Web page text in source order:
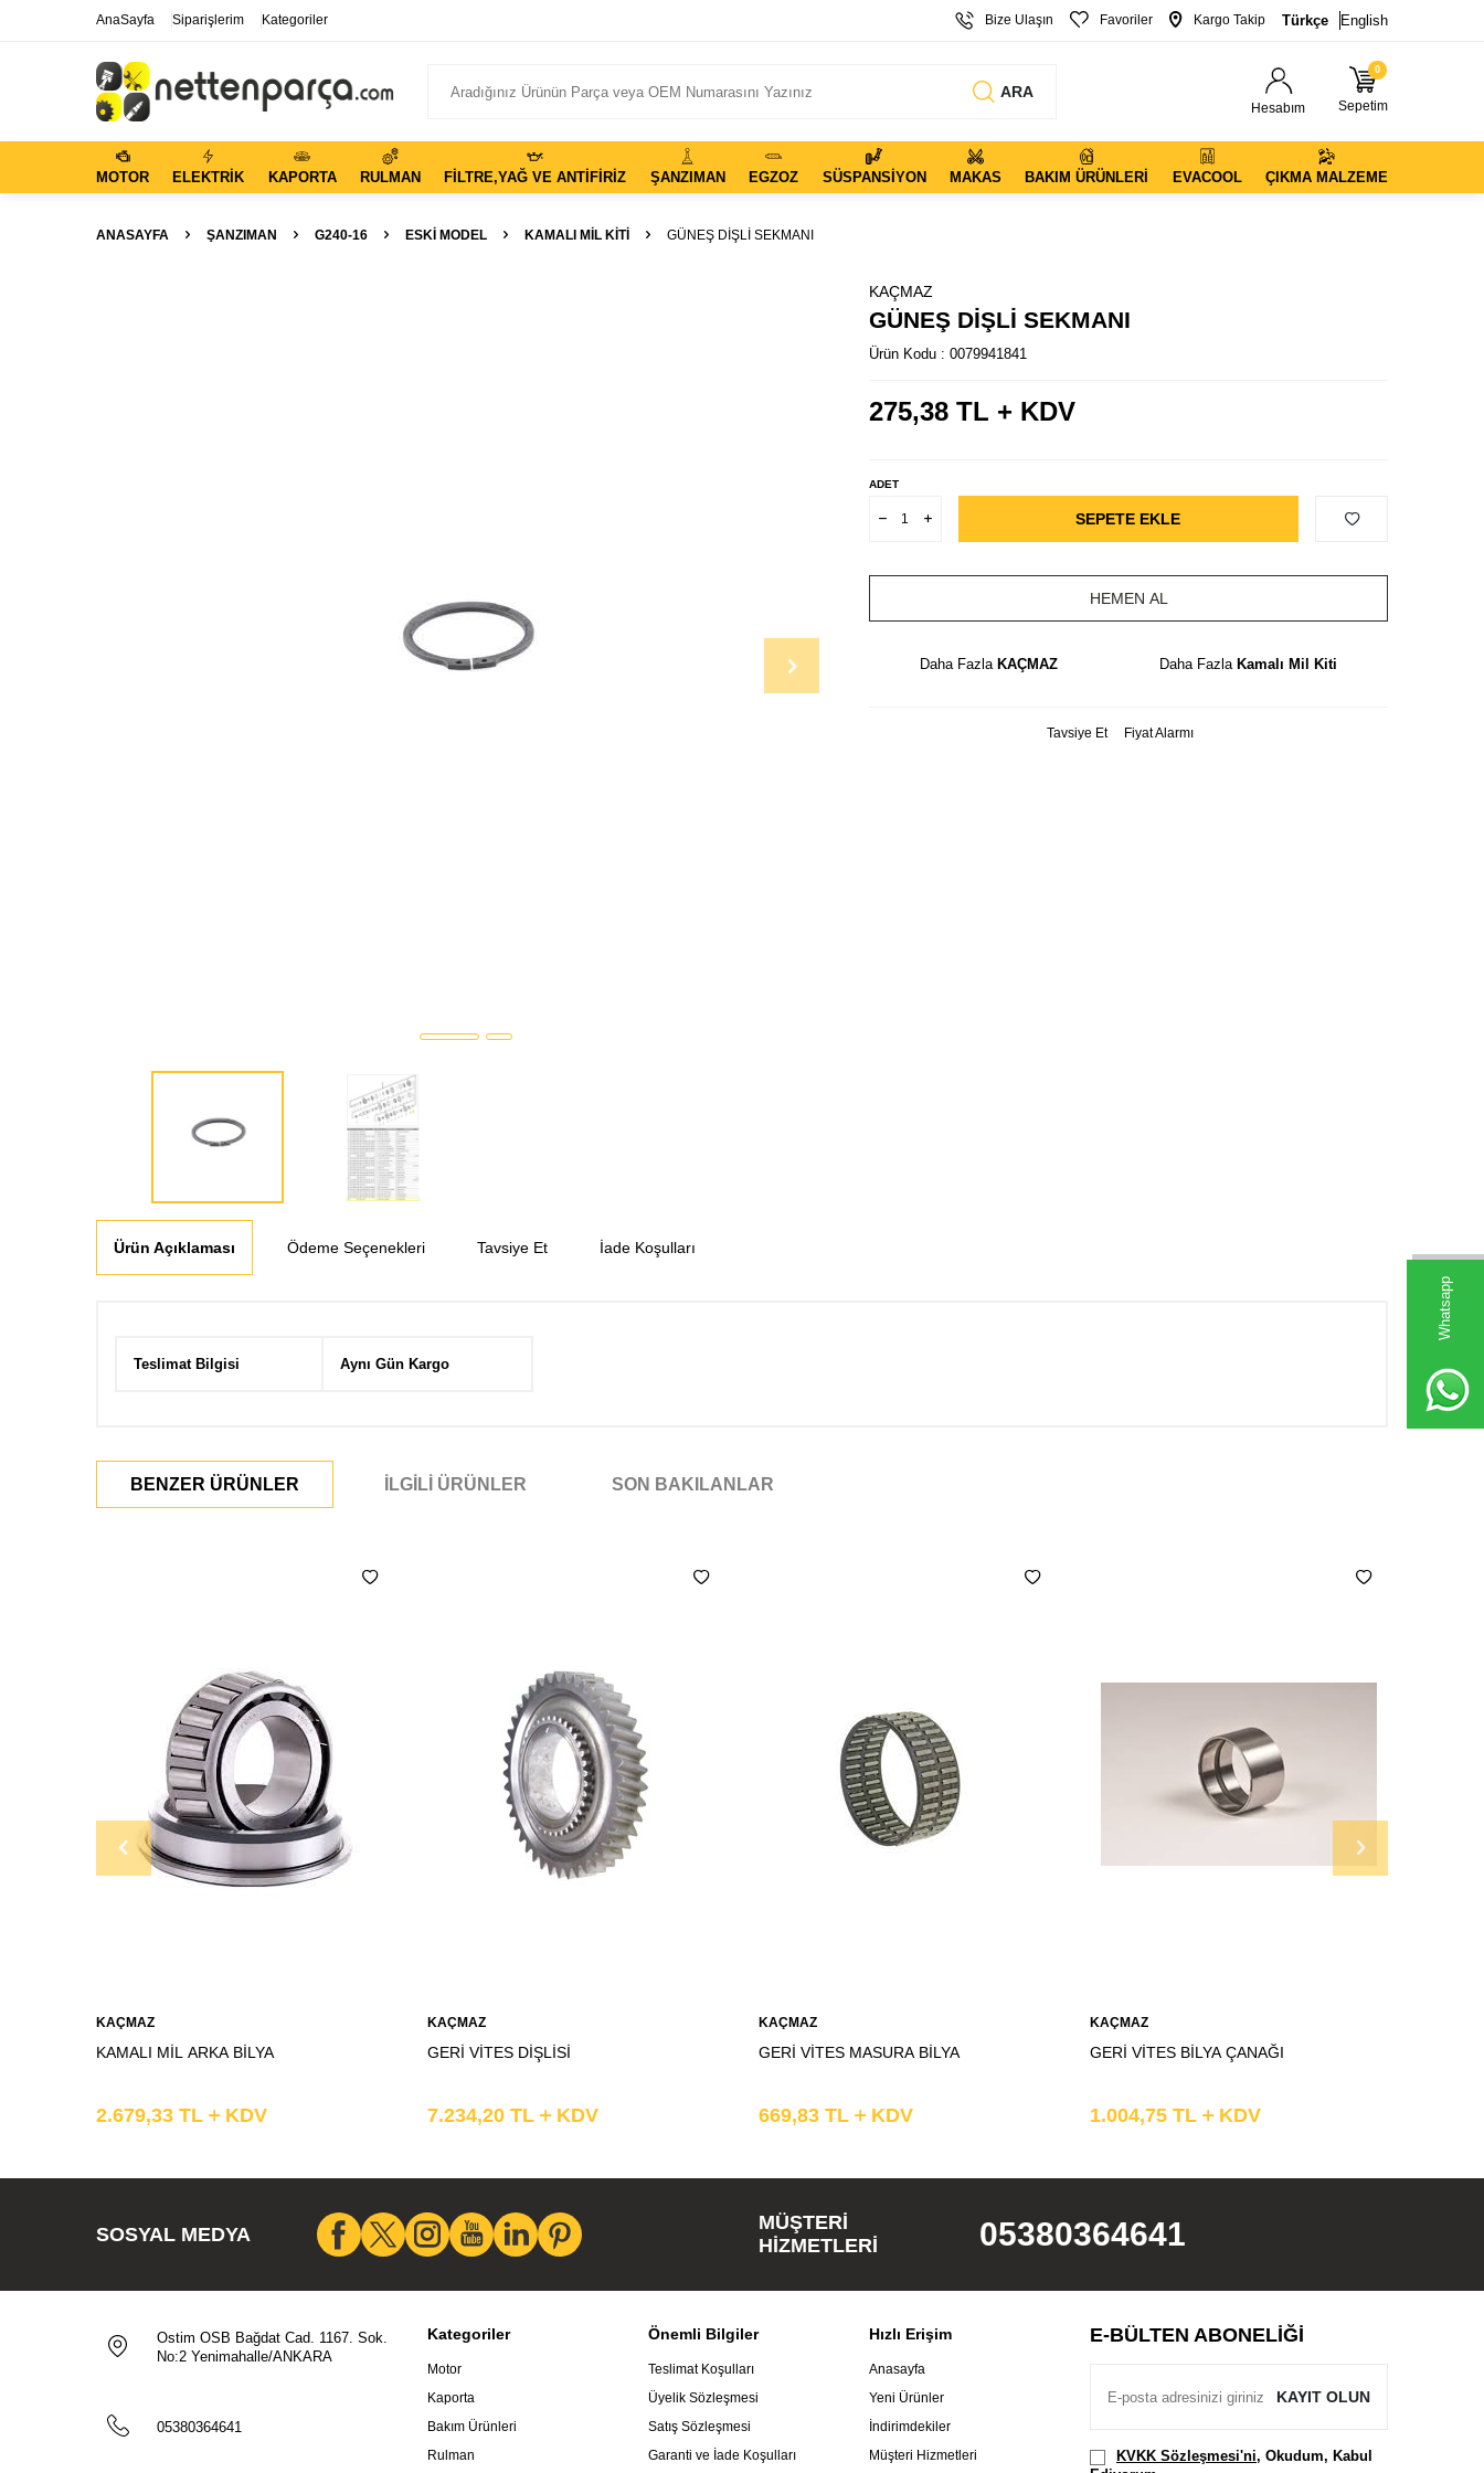
Whatsapp
AnaSayfa Siparişlerim Kategoriler Bize Ulaşın Favoriler Kargo Takip Türkçe English
ARA
Hesabım
0
Sepetim
MOTOR ELEKTRIK KAPORTA RULMAN FILTRE,YAĞ VE ANTIFIRIZ ŞANZIMAN EGZOZ SÜSPANSIYON MAKAS BAKIM ÜRÜNLERI EVACOOL ÇIKMA MALZEME
ANASAYFA ŞANZIMAN G240-16 ESKİ MODEL KAMALI MIL KITI GÜNEŞ DİŞLİ SEKMANI
KAÇMAZ
GÜNEŞ DİŞLİ SEKMANI
Ürün Kodu : 0079941841
275,38 TL + KDV
ADET
SEPETE EKLE
HEMEN AL
Daha Fazla KAÇMAZ Daha Fazla Kamalı Mil Kiti
Tavsiye Et Fiyat Alarmı
Ürün Açıklaması Ödeme Seçenekleri Tavsiye Et İade Koşulları
Teslimat Bilgisi Aynı Gün Kargo
BENZER ÜRÜNLER İLGILI ÜRÜNLER SON BAKILANLAR
KAÇMAZ
KAMALI MİL ARKA BİLYA
2.679,33 TL KDV
KAÇMAZ
GERİ VİTES DİŞLİSİ
7.234,20 TL KDV
KAÇMAZ
GERİ VİTES MASURA BİLYA
669,83 TL KDV
KAÇMAZ
GERİ VİTES BİLYA ÇANAĞI
1.004,75 TL KDV
SOSYAL MEDYA
MÜŞTERI
HIZMETLERI
05380364641
Ostim OSB Bağdat Cad. 1167. Sok.
No:2 Yenimahalle/ANKARA
05380364641
Kategoriler
Motor
Kaporta
Bakım Ürünleri
Rulman
Önemli Bilgiler
Teslimat Koşulları
Üyelik Sözleşmesi
Satış Sözleşmesi
Garanti ve İade Koşulları
Hızlı Erişim
Anasayfa
Yeni Ürünler
İndirimdekiler
Müşteri Hizmetleri
E-BÜLTEN ABONELIĞI
KAYIT OLUN
KVKK Sözleşmesi'ni, Okudum, Kabul